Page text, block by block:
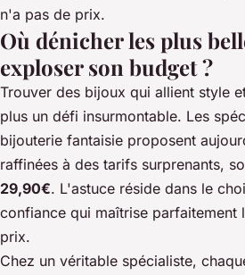
n'a pas de prix.
Où dénicher les plus
exploser son budget ?
Trouver des bijoux qui allient style
plus un défi insurmontable. Les
bijouterie fantaisie proposent
raffinées à des tarifs surprenants,
29,90€. L'astuce réside dans le
confiance qui maîtrise
prix.
Chez un véritable spécialiste,